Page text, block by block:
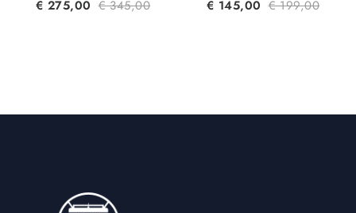
€ 275,00 €345,00 € 145,00 €199,00